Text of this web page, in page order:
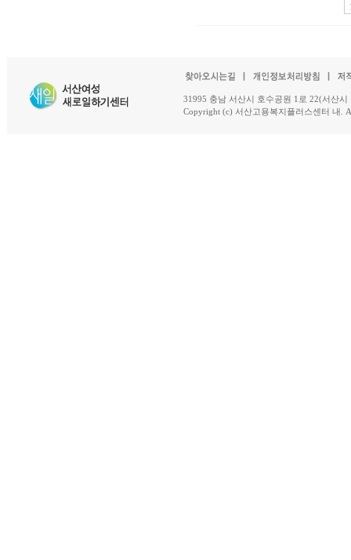
31995 충남 서산시 호수공원 1로 22(서산
Copyright (c) 서산고용복지플러스센터 내.